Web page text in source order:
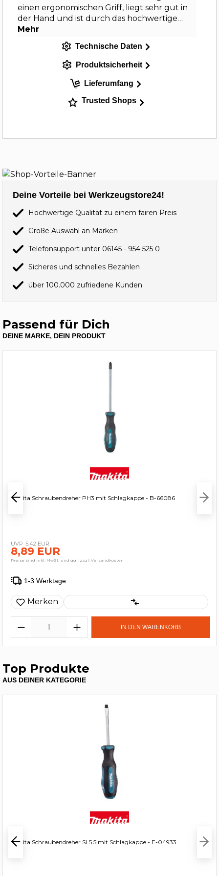
einen ergonomischen Griff, liegt sehr gut in
der Hand und ist durch das hochwertige…
Mehr
Technische Daten
Produktsicherheit
Lieferumfang
Trusted Shops
Deine Vorteile bei Werkzeugstore24!
Hochwertige Qualität zu einem fairen Preis
Große Auswahl an Marken
Telefonsupport unter 06145 - 954 525 0
Sicheres und schnelles Bezahlen
über 100.000 zufriedene Kunden
Passend für Dich
DEINE MARKE, DEIN PRODUKT
Makita Schraubendreher PH3 mit Schlagkappe - B-66086
5,42 EUR
8,89 EUR
Preise sind inkl. MwSt. und ggf. zzgl. Versandkosten
1-3 Werktage
Merken
IN DEN WARENKORB
Top Produkte
AUS DEINER KATEGORIE
Makita Schraubendreher SL5.5 mit Schlagkappe - E-04933